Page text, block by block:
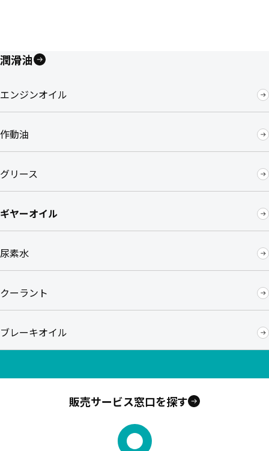
潤滑油
エンジンオイル
作動油
グリース
ギヤーオイル
尿素水
クーラント
ブレーキオイル
販売サービス窓口を探す